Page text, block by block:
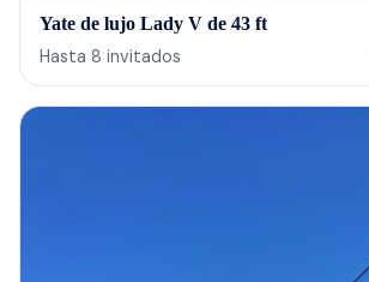
Yate de lujo Lady V de 43 ft
Hasta 8 invitados